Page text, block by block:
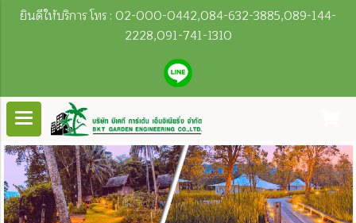
ยินดีให้บริการ โทร : 02-000-0442,084-632-3885,089-144-
2228,091-741-1310